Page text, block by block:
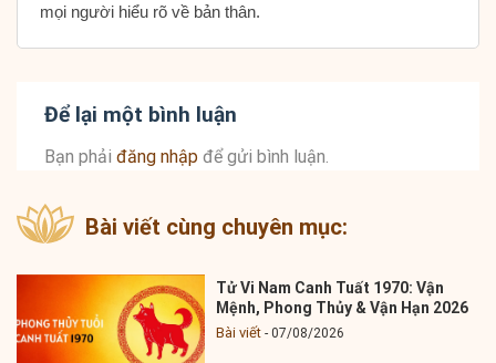
mọi người hiểu rõ về bản thân.
Để lại một bình luận
Bạn phải đăng nhập để gửi bình luận.
Bài viết cùng chuyên mục:
Tử Vi Nam Canh Tuất 1970: Vận
Mệnh, Phong Thủy & Vận Hạn 2026
Bài viết 07/08/2026